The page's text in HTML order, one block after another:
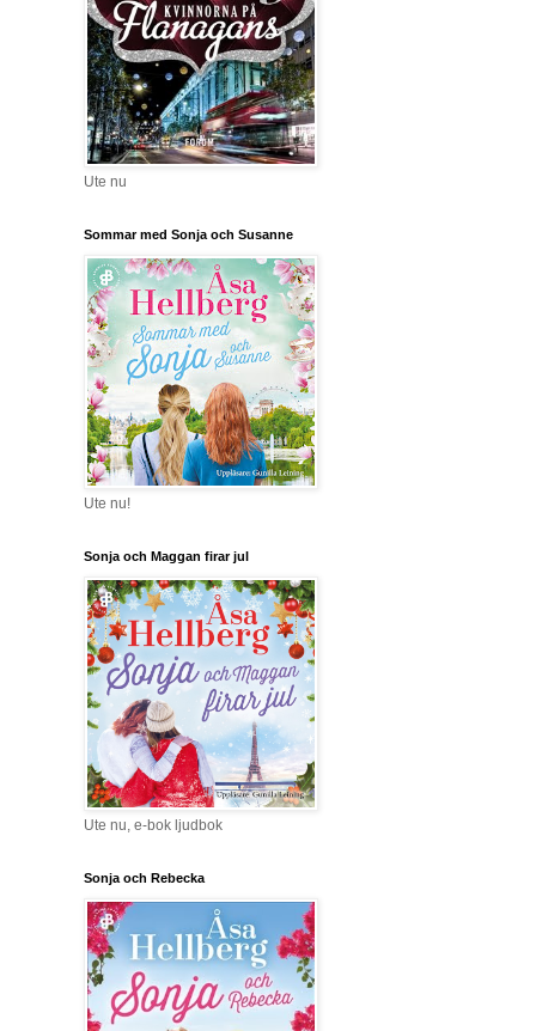
Ute nu
Sommar med Sonja och Susanne
Ute nu!
Sonja och Maggan firar jul
Ute nu, e-bok ljudbok
Sonja och Rebecka